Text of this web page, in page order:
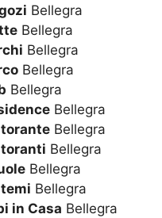
Bellegra
Bellegra
Bellegra
Bellegra
Bellegra
Bellegra
Bellegra
Bellegra
Bellegra
Bellegra
in Casa Bellegra